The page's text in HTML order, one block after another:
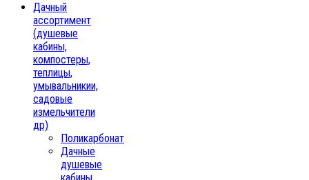
Дачный
ассортимент
(душевые
кабины,
компостеры,
теплицы,
умывальникии,
садовые
измельчители
др)
Поликарбонат
Дачные
душевые